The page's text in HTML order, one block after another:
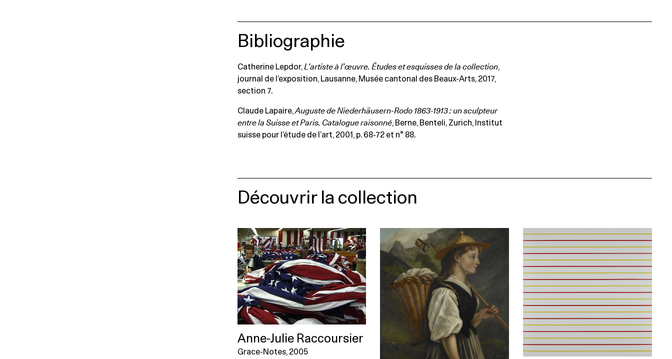
Bibliographie
Catherine Lepdor,L’artiste à l’œuvre. Études et esquisses de la collection,
journal de l’exposition, Lausanne, Musée cantonal des Beaux-Arts, 2017,
section 7.
Claude Lapaire,Auguste de Niederhäusern-Rodo 1863-1913 : un sculpteur
entre la Suisse et Paris. Catalogue raisonné, Berne, Benteli, Zurich, Institut
suisse pour l’étude de l’art, 2001, p. 68-72 et n° 88.
Découvrir la collection
Anne-Julie Raccoursier
Grace-Notes, 2005